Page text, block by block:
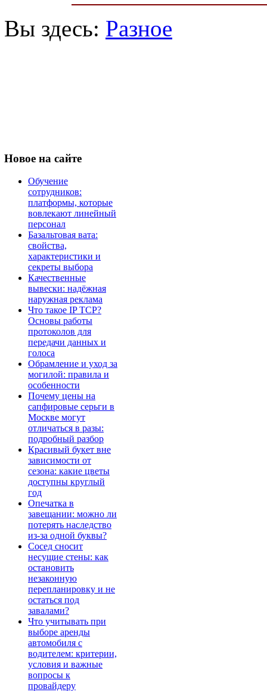
Вы здесь: Разное
Новое на сайте
Обучение
сотрудников:
платформы, которые
вовлекают линейный
персонал
Базальтовая вата:
свойства,
характеристики и
секреты выбора
Качественные
вывески: надёжная
наружная реклама
Что такое IP TCP?
Основы работы
протоколов для
передачи данных и
голоса
Обрамление и уход за
могилой: правила и
особенности
Почему цены на
сапфировые серьги в
Москве могут
отличаться в разы:
подробный разбор
Красивый букет вне
зависимости от
сезона: какие цветы
доступны круглый
год
Опечатка в
завещании: можно ли
потерять наследство
из-за одной буквы?
Сосед сносит
несущие стены: как
остановить
незаконную
перепланировку и не
остаться под
завалами?
Что учитывать при
выборе аренды
автомобиля с
водителем: критерии,
условия и важные
вопросы к
провайдеру